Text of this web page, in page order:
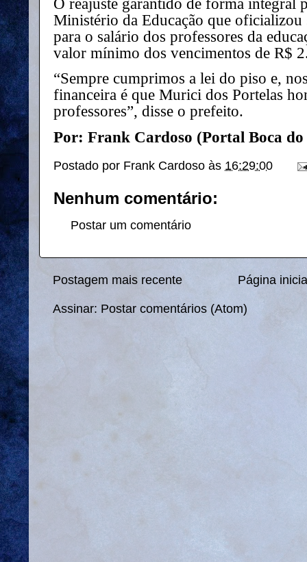
O reajuste garantido de forma integral
Ministério da Educação que oficializou
para o salário dos professores da
valor mínimo dos vencimentos de R$
“Sempre cumprimos a lei do piso e,
financeira é que Murici dos Portelas
professores”, disse o prefeito.
Por: Frank Cardoso (Portal Boca do
Postado por Frank Cardoso às 16:29:00
Nenhum comentário:
Postar um comentário
Postagem mais recente Página
Assinar: Postar comentários (Atom)